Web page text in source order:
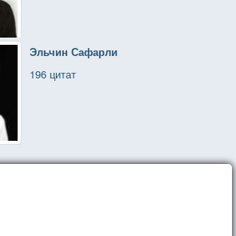
Эльчин Сафарли
196 цитат